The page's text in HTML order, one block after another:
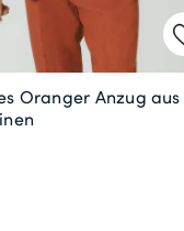
Oranger Anzug aus